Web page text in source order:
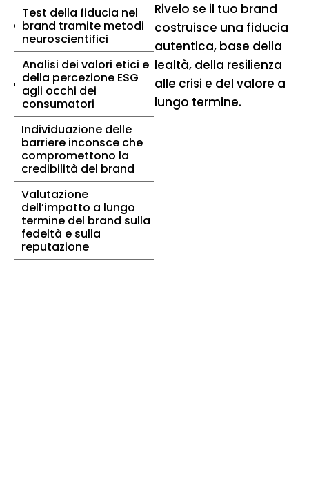
Test della fiducia nel
brand tramite metodi
neuroscientifici
Analisi dei valori etici e
della percezione ESG
agli occhi dei
consumatori
Individuazione delle
barriere inconsce che
compromettono la
credibilità del brand
Valutazione
dell’impatto a lungo
termine del brand sulla
fedeltà e sulla
reputazione
Rivelo se il tuo brand
costruisce una fiducia
autentica, base della
lealtà, della resilienza
alle crisi e del valore a
lungo termine.